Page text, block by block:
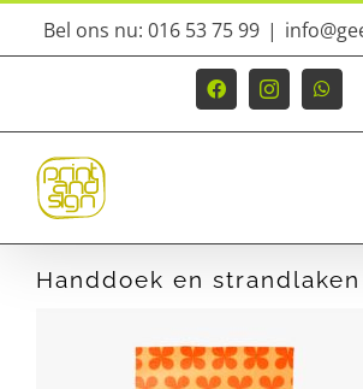
Ga
inhoud
Bel ons nu: 016 53 75 99 |
FacebookInstagram
Handdoek en strandlaken